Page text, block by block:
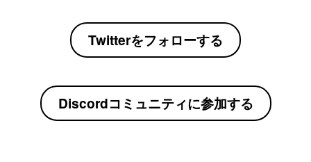
Twitterをフォローする
Discordコミュニティに参加する